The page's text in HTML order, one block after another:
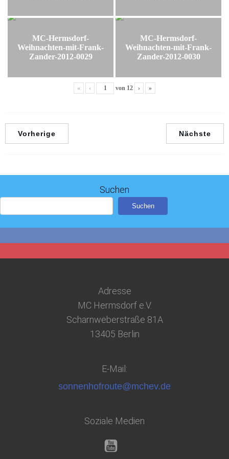
MC-Hermsdorf-
Weihnachten-mit-Frank-
Zander-2012-0029
MC-Hermsdorf-
Weihnachten-mit-Frank-
Zander-2012-0030
« ‹ von 12 › »
Vorherige Nächste
Suchen
Suchen
Adresse
MC Hermsdorf e.V.
Scharnweberstraße 81A
13405 Berlin
E-Mail:
sonnenhofroute@mchev.de
Soziale Medien